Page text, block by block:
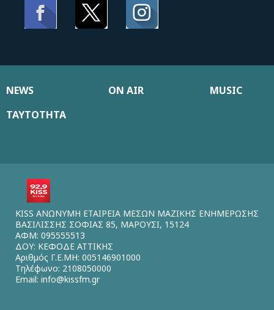
NEWS ON AIR
MUSIC
ΤΑΥΤΟΤΗΤΑ
KISS ΑΝΩΝΥΜΗ ΕΤΑΙΡΕΙΑ ΜΕΣΩΝ ΜΑΖΙΚΗΣ ΕΝΗΜΕΡΩΣΗΣ
ΒΑΣΙΛΙΣΣΗΣ ΣΟΦΙΑΣ 85, ΜΑΡΟΥΣΙ, 15124
ΑΦΜ: 095555513
ΔΟΥ: ΚΕΦΟΔΕ ΑΤΤΙΚΗΣ
Αριθμός Γ.Ε.ΜΗ: 005146901000
Τηλέφωνο: 2108050000
Email: info@kissfm.gr